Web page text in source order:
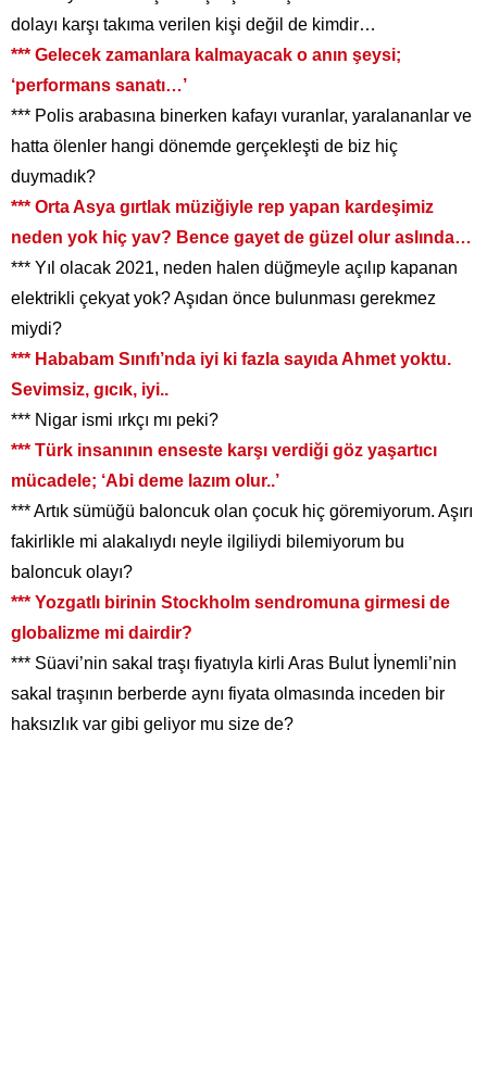
dolayı karşı takıma verilen kişi değil de kimdir…
*** Gelecek zamanlara kalmayacak o anın şeysi;
‘performans sanatı…’
*** Polis arabasına binerken kafayı vuranlar, yaralananlar ve
hatta ölenler hangi dönemde gerçekleşti de biz hiç
duymadık?
*** Orta Asya gırtlak müziğiyle rep yapan kardeşimiz
neden yok hiç yav? Bence gayet de güzel olur aslında…
*** Yıl olacak 2021, neden halen düğmeyle açılıp kapanan
elektrikli çekyat yok? Aşıdan önce bulunması gerekmez
miydi?
*** Hababam Sınıfı’nda iyi ki fazla sayıda Ahmet yoktu.
Sevimsiz, gıcık, iyi..
*** Nigar ismi ırkçı mı peki?
*** Türk insanının enseste karşı verdiği göz yaşartıcı
mücadele; ‘Abi deme lazım olur..’
*** Artık sümüğü baloncuk olan çocuk hiç göremiyorum. Aşırı
fakirlikle mi alakalıydı neyle ilgiliydi bilemiyorum bu
baloncuk olayı?
*** Yozgatlı birinin Stockholm sendromuna girmesi de
globalizme mi dairdir?
*** Süavi’nin sakal traşı fiyatıyla kirli Aras Bulut İynemli’nin
sakal traşının berberde aynı fiyata olmasında inceden bir
haksızlık var gibi geliyor mu size de?